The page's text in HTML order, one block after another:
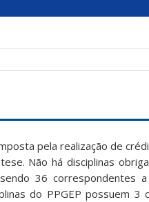
pela realização de
Não há disciplinas
36 correspondentes
do PPGEP possuem